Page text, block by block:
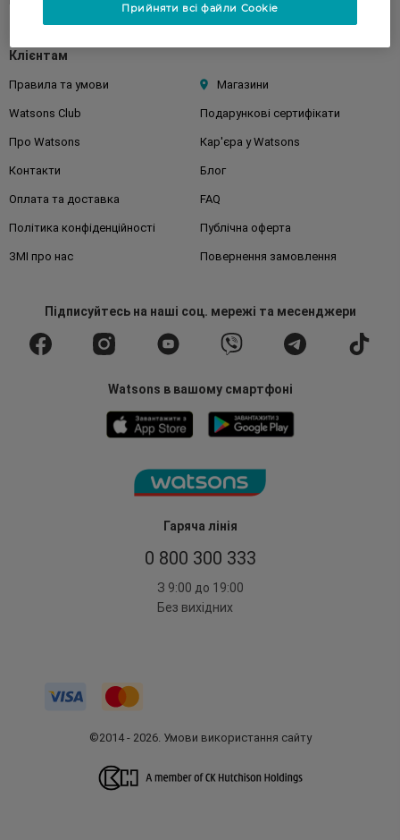
Гаряча лінія
0 800 300 333
З 9:00 до 19:00
Без вихідних
Клієнтам
Правила та умови Магазини
Watsons Club Подарункові сертифікати
Про Watsons Кар'єра у Watsons
Контакти Блог
Оплата та доставка FAQ
Політика конфіденційності Публічна оферта
ЗМІ про нас Повернення замовлення
Підписуйтесьна наші соц. мережі та месенджери
Watsons в вашому смартфоні
©2014 - 2026. Умови використання сайту
Прийняти всі файли Cookie